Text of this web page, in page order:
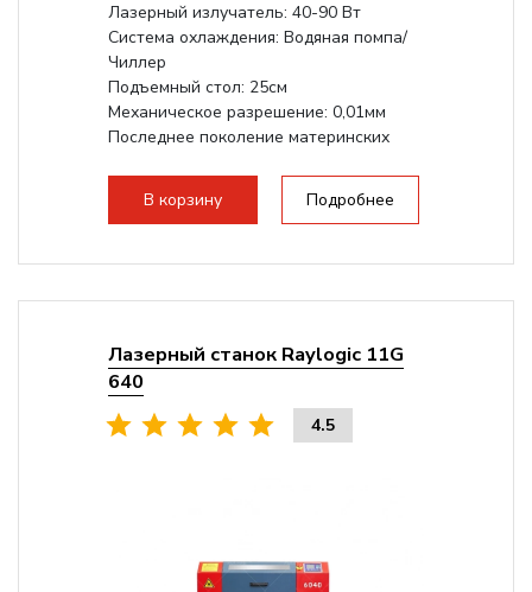
Лазерный излучатель: 40-90 Вт
Система охлаждения: Водяная помпа/
Чиллер
Подъемный стол: 25см
Механическое разрешение: 0,01мм
Последнее поколение материнских
В корзину Подробнее
Лазерный станок Raylogic 11G
640
4.5